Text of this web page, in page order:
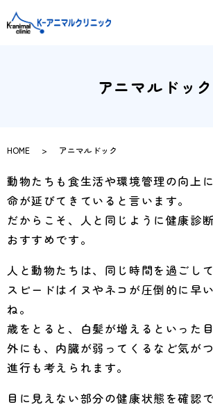
アニマルドック
HOME アニマルドック
動物たちも食生活や環境管理の向上
命が延びてきていると言います。
だからこそ、人と同じように健康診
おすすめです。
人と動物たちは、同じ時間を過ごし
スピードはイヌやネコが圧倒的に早
ね。
歳をとると、白髪が増えるといった
外にも、内臓が弱ってくるなど気が
進行も考えられます。
目に見えない部分の健康状態を確認